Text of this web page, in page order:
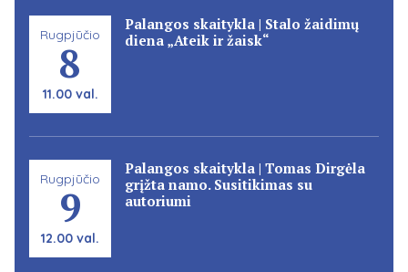
Rugpjūčio
8
11.00 val.
Palangos skaitykla | Stalo žaidimų
diena „Ateik ir žaisk“
Rugpjūčio
9
12.00 val.
Palangos skaitykla | Tomas Dirgėla
grįžta namo. Susitikimas su
autoriumi